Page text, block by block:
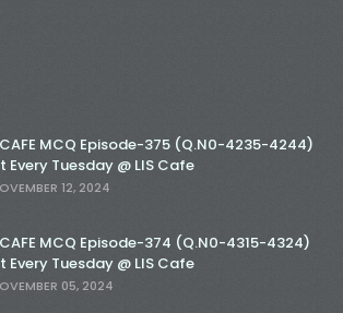
CAFE MCQ Episode-375 (Q.N0-4235-4244)
Every Tuesday @ LIS Cafe
12, 2024
CAFE MCQ Episode-374 (Q.N0-4315-4324)
Every Tuesday @ LIS Cafe
05, 2024